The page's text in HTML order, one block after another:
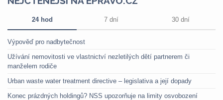
24 hod 7 dní 30 dní
Výpověď pro nadbytečnost
Užívání nemovitosti ve vlastnictví nezletilých dětí partnerem či
manželem rodiče
Urban waste water treatment directive – legislativa a její dopady
Konec prázdných holdingů? NSS upozorňuje na limity osvobození